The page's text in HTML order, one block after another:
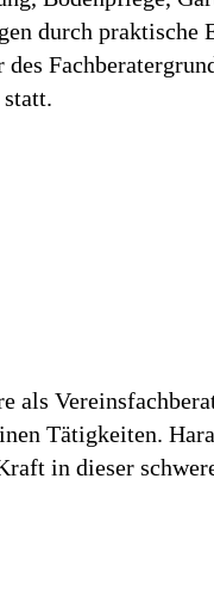
durch
als
Tätigkeiten.
in dieser